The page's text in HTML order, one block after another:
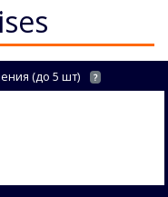
(до 5 шт) ?